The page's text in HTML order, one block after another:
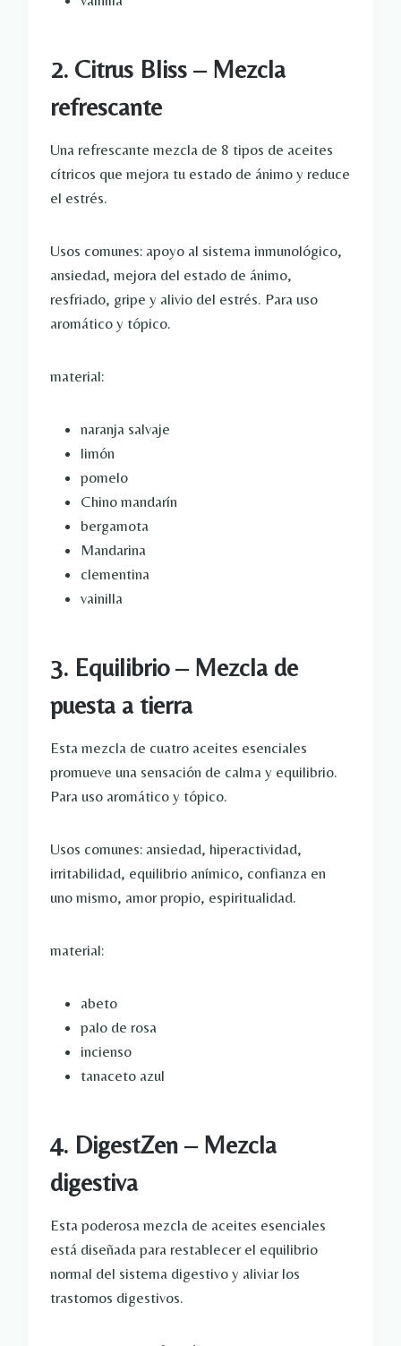
2. Citrus Bliss – Mezcla
refrescante
Una refrescante mezcla de 8 tipos de aceites
cítricos que mejora tu estado de ánimo y reduce
el estrés.
Usos comunes: apoyo al sistema inmunológico,
ansiedad, mejora del estado de ánimo,
resfriado, gripe y alivio del estrés. Para uso
aromático y tópico.
material:
naranja salvaje
limón
pomelo
Chino mandarín
bergamota
Mandarina
clementina
vainilla
3. Equilibrio – Mezcla de
puesta a tierra
Esta mezcla de cuatro aceites esenciales
promueve una sensación de calma y equilibrio.
Para uso aromático y tópico.
Usos comunes: ansiedad, hiperactividad,
irritabilidad, equilibrio anímico, confianza en
uno mismo, amor propio, espiritualidad.
material:
abeto
palo de rosa
incienso
tanaceto azul
4. DigestZen – Mezcla
digestiva
Esta poderosa mezcla de aceites esenciales
está diseñada para restablecer el equilibrio
normal del sistema digestivo y aliviar los
trastornos digestivos.